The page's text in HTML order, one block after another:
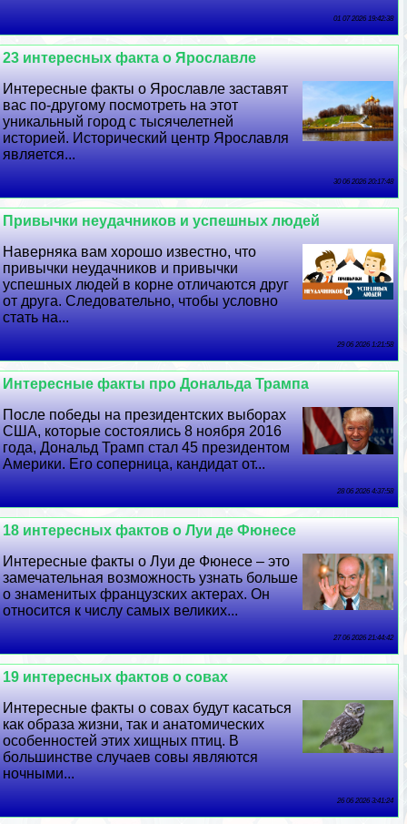
01 07 2026 19:42:38
23 интересных факта о Ярославле
Интересные факты о Ярославле заставят
вас по-другому посмотреть на этот
уникальный город с тысячелетней
историей. Исторический центр Ярославля
является...
30 06 2026 20:17:48
Привычки неудачников и успешных людей
Наверняка вам хорошо известно, что
привычки неудачников и привычки
успешных людей в корне отличаются друг
от друга. Следовательно, чтобы условно
стать на...
29 06 2026 1:21:58
Интересные факты про Дональда Трампа
После победы на президентских выборах
США, которые состоялись 8 ноября 2016
года, Дональд Трамп стал 45 президентом
Америки. Его соперница, кандидат от...
28 06 2026 4:37:58
18 интересных фактов о Луи де Фюнесе
Интересные факты о Луи де Фюнесе – это
замечательная возможность узнать больше
о знаменитых французских актерах. Он
относится к числу самых великих...
27 06 2026 21:44:42
19 интересных фактов о совах
Интересные факты о совах будут касаться
как образа жизни, так и анатомических
особенностей этих хищных птиц. В
большинстве случаев совы являются
ночными...
26 06 2026 3:41:24